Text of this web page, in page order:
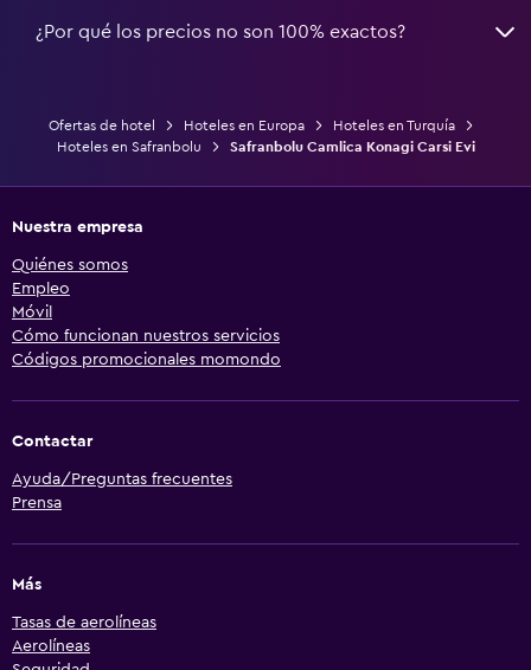
¿Por qué los precios no son 100% exactos?
Ofertas de hotel Hoteles en Europa
Hoteles en Turquía
Hoteles en Safranbolu
Safranbolu Camlica Konagi Carsi Evi
Nuestra empresa
Quiénes somos
Empleo
Móvil
Cómo funcionan nuestros servicios
Códigos promocionales momondo
Contactar
Ayuda/Preguntas frecuentes
Prensa
Más
Tasas de aerolíneas
Aerolíneas